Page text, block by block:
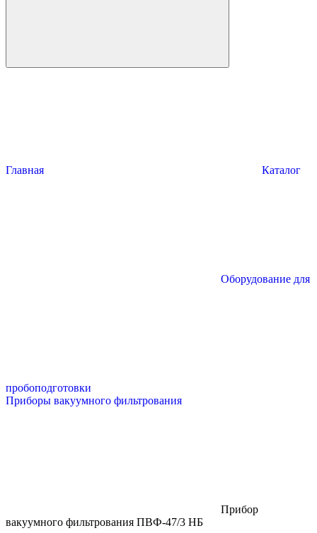
Главная Каталог
Оборудование для
пробоподготовки
Приборы вакуумного фильтрования
Прибор
вакуумного фильтрования ПВФ-47/3 НБ